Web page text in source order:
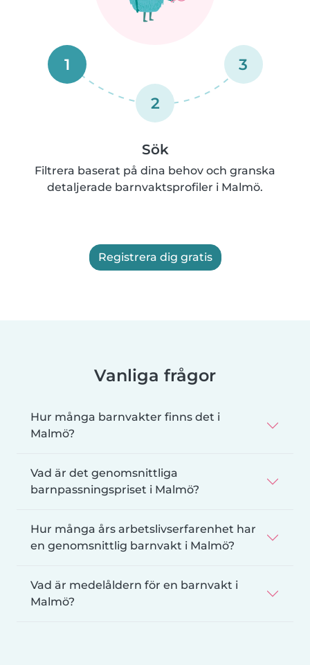
1
2
3
Sök
Filtrera baserat på dina behov och granska
detaljerade barnvaktsprofiler i Malmö.
Registrera dig gratis
Vanliga frågor
Hur många barnvakter finns det i
Malmö?
Vad är det genomsnittliga
barnpassningspriset i Malmö?
Hur många års arbetslivserfarenhet har
en genomsnittlig barnvakt i Malmö?
Vad är medelåldern för en barnvakt i
Malmö?